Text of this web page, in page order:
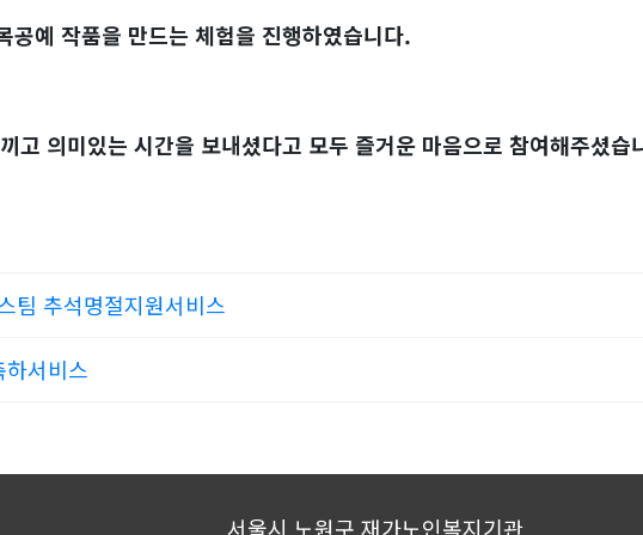
공예 작품을 만드는 체험을 진행하였습니다.
고 의미있는 시간을 보내셨다고 모두 즐거운 마음으로 참여해주셨습
팀 추석명절지원서비스
서비스
서울시 노원구 재가노인복지기관